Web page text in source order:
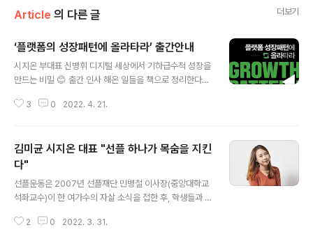
Article 의 다른 글 더보기
‘플랫폼의 성장패턴에 올라타라’ 출간안내
시지온 부대표 신병휘 디지털 세상에서 기하급수적 성장을
만드는 비밀 😊 출간 인사 해온 일들을 책으로 정리한다는
각보다 시간이 많이 걸렸다. 처음에 정리하고 또한 수정하
업에서 매일 보게되는 사례 그리고 직접 경험한 일들을 담
고자 했다. 완벽하지는 않겠지만 그간 대기업과 스타트업
에서 일하면서 얻었던 경험을 모두 쏟아 내었다고 할 수 있
다. 플랫폼의 성장패턴 플랫폼은 앞으로도 계속 성장할까
요? 플랫폼 책을 쓰면서 이전에 여러 책들을 보았다. 그리
고 그 책들은 저를 비롯하여 한국에 있는 업계 종사자들에
3 0 2022. 4. 21.
김미균 시지온 대표 "선플 하나가 목숨을 지킨
다"
선플운동은 2007년 선플재단 민병철 이사장(중앙대학교
석좌교수)이 한 여가수의 자살 소식을 접한 후, 학생들과 함
통해 시작되었으며, 인터넷상에서 악성 댓글(악플)로 인한
2 0 2022. 3. 31.